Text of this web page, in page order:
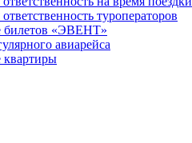
туроператоров
билетов «ЭВЕНТ»
авиарейса
квартиры